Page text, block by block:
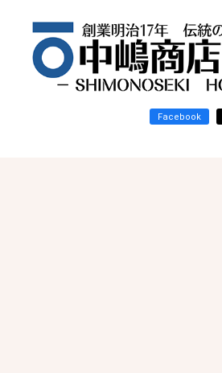
Facebook